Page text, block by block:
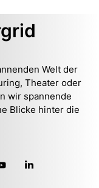
Welt der
Theater oder
wir spannende
Blicke hinter die